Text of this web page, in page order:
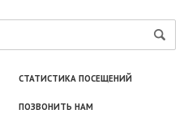
СТАТИСТИКА ПОСЕЩЕНИЙ
ПОЗВОНИТЬ НАМ